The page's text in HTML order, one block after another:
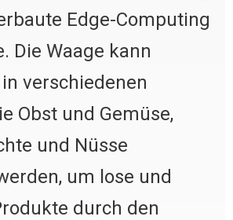
Edge-Computing
Die Waage kann
verschiedenen
Obst und Gemüse,
und Nüsse
um lose und
durch den